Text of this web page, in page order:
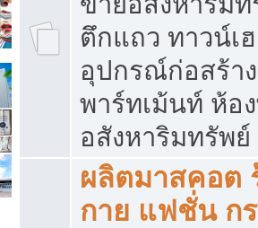
ตึกแถว ทาวน์เ
อุปกรณ์ก่อสร้า
พาร์ทเม้นท์ ห้อ
อสังหาริมทรัพ
ผลิตมาสคอต
กาย แฟชั่น กร